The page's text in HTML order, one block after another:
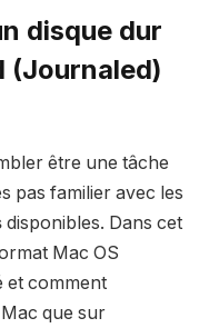
disque dur
(Journaled)
être une tâche
pas familier avec les
disponibles. Dans cet
Mac OS
et comment
que sur